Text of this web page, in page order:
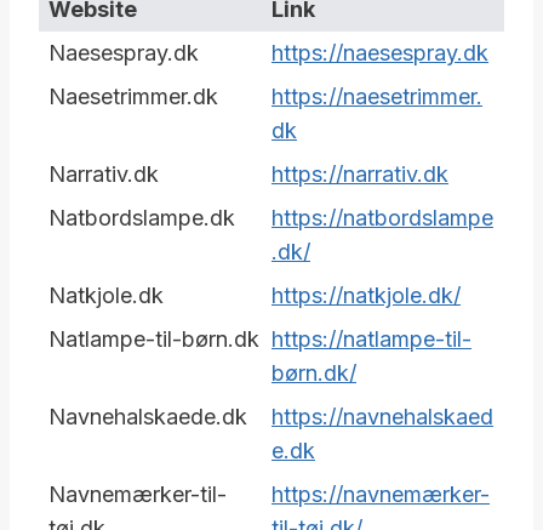
Website
Link
Naesespray.dk
https://naesespray.dk
Naesetrimmer.dk
https://naesetrimmer.
dk
Narrativ.dk
https://narrativ.dk
Natbordslampe.dk
https://natbordslampe
.dk/
Natkjole.dk
https://natkjole.dk/
Natlampe-til-børn.dk https://natlampe-til-
børn.dk/
Navnehalskaede.dk
https://navnehalskaed
e.dk
Navnemærker-til-
https://navnemærker-